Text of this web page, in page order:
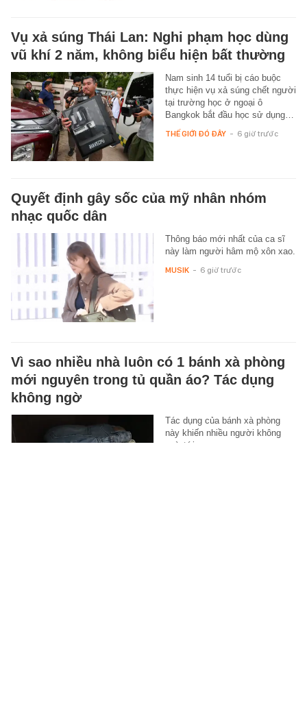
Vụ xả súng Thái Lan: Nghi phạm học dùng
vũ khí 2 năm, không biểu hiện bất thường
Nam sinh 14 tuổi bị cáo buộc
thực hiện vụ xả súng chết người
tại trường học ở ngoại ô
Bangkok bắt đầu học sử dụng…
THẾ GIỚI ĐÓ ĐÂY - 6 giờ trước
Quyết định gây sốc của mỹ nhân nhóm
nhạc quốc dân
Thông báo mới nhất của ca sĩ
này làm người hâm mộ xôn xao.
MUSIK - 6 giờ trước
Vì sao nhiều nhà luôn có 1 bánh xà phòng
mới nguyên trong tủ quần áo? Tác dụng
không ngờ
Tác dụng của bánh xà phòng
này khiến nhiều người không
ngờ tới.